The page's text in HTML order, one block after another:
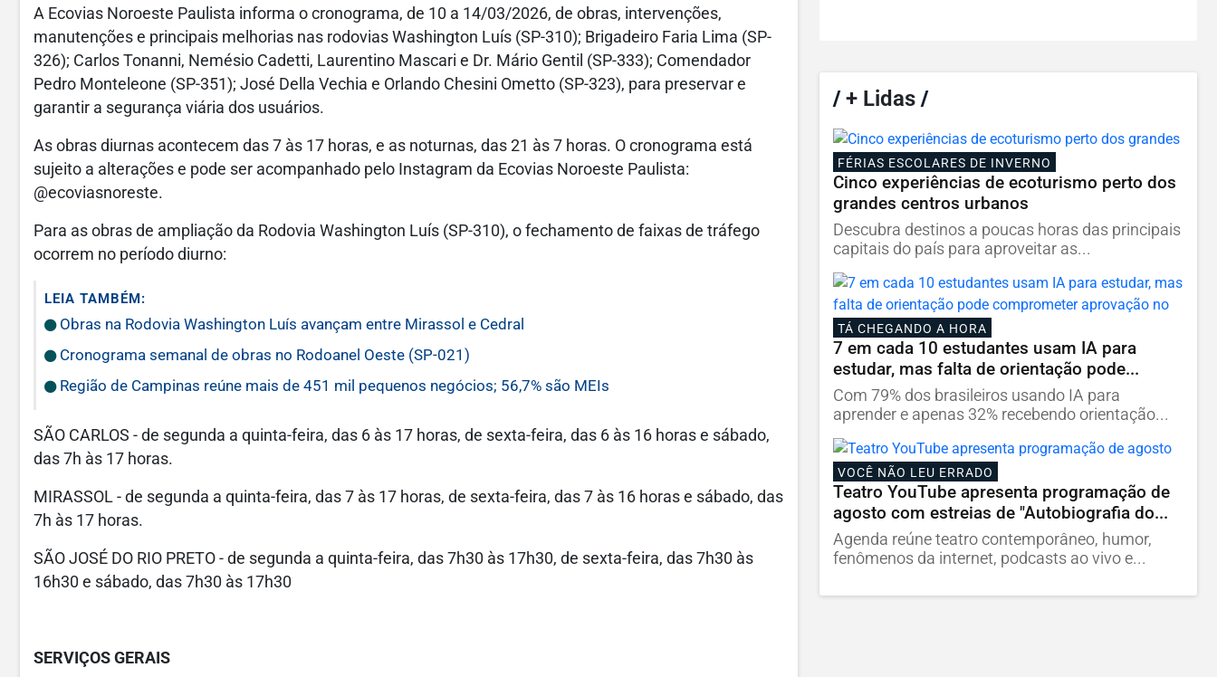
A Ecovias Noroeste Paulista informa o cronograma, de 10 a 14/03/2026, de obras, intervenções,
manutenções e principais melhorias nas rodovias Washington Luís (SP-310); Brigadeiro Faria Lima (SP-
326); Carlos Tonanni, Nemésio Cadetti, Laurentino Mascari e Dr. Mário Gentil (SP-333); Comendador
Pedro Monteleone (SP-351); José Della Vechia e Orlando Chesini Ometto (SP-323), para preservar e
garantir a segurança viária dos usuários.
As obras diurnas acontecem das 7 às 17 horas, e as noturnas, das 21 às 7 horas. O cronograma está
sujeito a alterações e pode ser acompanhado pelo Instagram da Ecovias Noroeste Paulista:
@ecoviasnoreste.
Para as obras de ampliação da Rodovia Washington Luís (SP-310), o fechamento de faixas de tráfego
ocorrem no período diurno:
LEIA TAMBÉM:
Obras na Rodovia Washington Luís avançam entre Mirassol e Cedral
Cronograma semanal de obras no Rodoanel Oeste (SP-021)
Região de Campinas reúne mais de 451 mil pequenos negócios; 56,7% são MEIs
SÃO CARLOS - de segunda a quinta-feira, das 6 às 17 horas, de sexta-feira, das 6 às 16 horas e sábado,
das 7h às 17 horas.
MIRASSOL - de segunda a quinta-feira, das 7 às 17 horas, de sexta-feira, das 7 às 16 horas e sábado, das
7h às 17 horas.
SÃO JOSÉ DO RIO PRETO - de segunda a quinta-feira, das 7h30 às 17h30, de sexta-feira, das 7h30 às
16h30 e sábado, das 7h30 às 17h30
SERVIÇOS GERAIS
/+ Lidas /
FÉRIAS ESCOLARES DE INVERNO
Cinco experiências de ecoturismo perto dos
grandes centros urbanos
Descubra destinos a poucas horas das principais
capitais do país para aproveitar as...
TÁ CHEGANDO A HORA
7 em cada 10 estudantes usam IA para
estudar, mas falta de orientação pode...
Com 79% dos brasileiros usando IA para
aprender e apenas 32% recebendo orientação...
VOCÊ NÃO LEU ERRADO
Teatro YouTube apresenta programação de
agosto com estreias de "Autobiografia do...
Agenda reúne teatro contemporâneo, humor,
fenômenos da internet, podcasts ao vivo e...